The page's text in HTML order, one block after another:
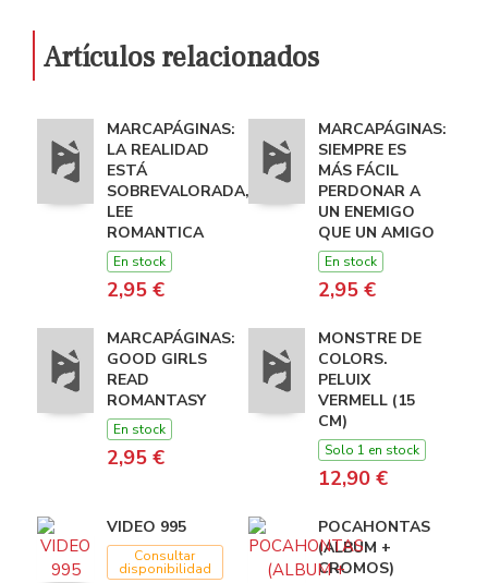
Artículos relacionados
MARCAPÁGINAS:
LA REALIDAD
ESTÁ
SOBREVALORADA,
LEE
ROMANTICA
En stock
2,95 €
MARCAPÁGINAS:
SIEMPRE ES
MÁS FÁCIL
PERDONAR A
UN ENEMIGO
QUE UN AMIGO
En stock
2,95 €
MARCAPÁGINAS:
GOOD GIRLS
READ
ROMANTASY
En stock
2,95 €
MONSTRE DE
COLORS.
PELUIX
VERMELL (15
CM)
Solo 1 en stock
12,90 €
VIDEO 995
Consultar
disponibilidad
POCAHONTAS
(ALBUM +
CROMOS)